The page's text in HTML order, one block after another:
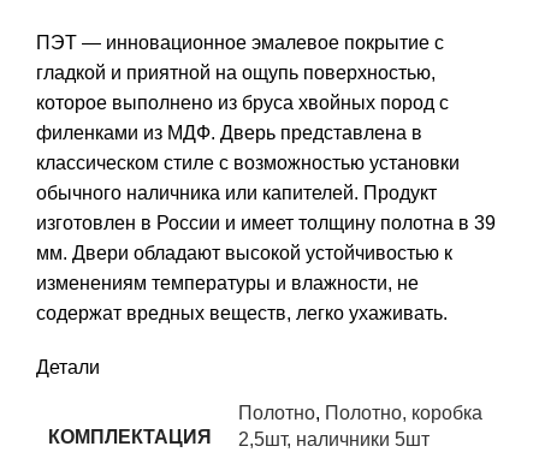
ПЭТ — инновационное эмалевое покрытие c
гладкой и приятной на ощупь поверхностью,
которое выполнено из бруса хвойных пород с
филенками из МДФ. Дверь представлена в
классическом стиле с возможностью установки
обычного наличника или капителей. Продукт
изготовлен в России и имеет толщину полотна в 39
мм. Двери обладают высокой устойчивостью к
изменениям температуры и влажности, не
содержат вредных веществ, легко ухаживать.
Детали
КОМПЛЕКТАЦИЯ
Полотно, Полотно, коробка
2,5шт, наличники 5шт